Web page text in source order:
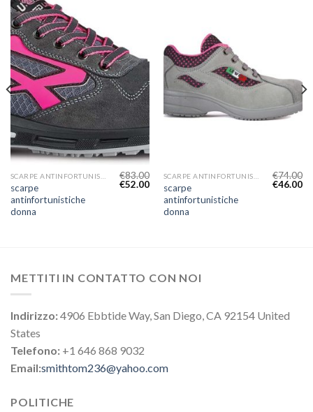
scarpe
antinfortunistiche
donna
€83.00
€52.00
scarpe
antinfortunistiche
donna
€74.00
€46.00
METTITI IN CONTATTO CON NOI
Indirizzo:4906 Ebbtide Way, San Diego, CA 92154 United
States
Telefono: +1 646 868 9032
Email:smithtom236@yahoo.com
POLITICHE